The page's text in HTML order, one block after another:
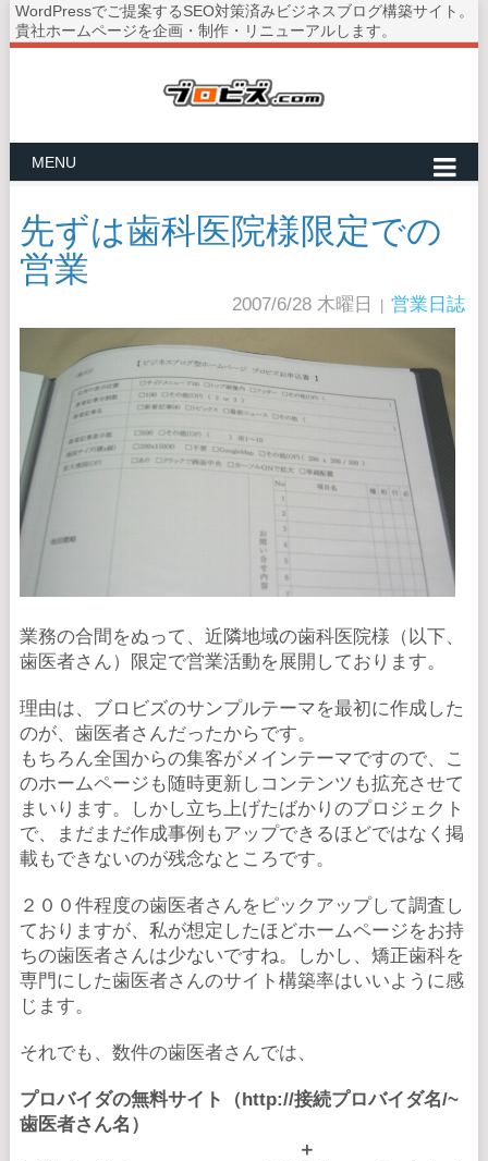
WordPressでご提案するSEO対策済みビジネスブログ構築サイト。
貴社ホームページを企画・制作・リニューアルします。
MENU
先ずは歯科医院様限定での
営業
2007/6/28 木曜日 営業日誌
業務の合間をぬって、近隣地域の歯科医院様（以下、
歯医者さん）限定で営業活動を展開しております。
理由は、ブロビズのサンプルテーマを最初に作成した
のが、歯医者さんだったからです。
もちろん全国からの集客がメインテーマですので、こ
のホームページも随時更新しコンテンツも拡充させて
まいります。しかし立ち上げたばかりのプロジェクト
で、まだまだ作成事例もアップできるほどではなく掲
載もできないのが残念なところです。
２００件程度の歯医者さんをピックアップして調査し
ておりますが、私が想定したほどホームページをお持
ちの歯医者さんは少ないですね。しかし、矯正歯科を
専門にした歯医者さんのサイト構築率はいいように感
じます。
それでも、数件の歯医者さんでは、
プロバイダの無料サイト（http://接続プロバイダ名/~
歯医者さん名）
＋